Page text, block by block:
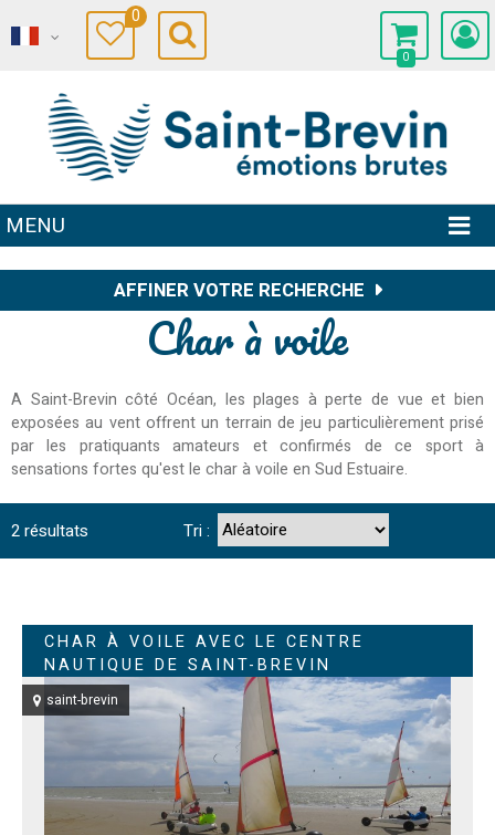
0
0
MENU
AFFINER VOTRE RECHERCHE
Char à voile
A Saint-Brevin côté Océan, les plages à perte de vue et bien
exposées au vent offrent un terrain de jeu particulièrement prisé
par les pratiquants amateurs et confirmés de ce sport à
sensations fortes qu'est le char à voile en Sud Estuaire.
2résultats Tri :
CHAR À VOILE AVEC LE CENTRE
NAUTIQUE DE SAINT-BREVIN
saint-brevin